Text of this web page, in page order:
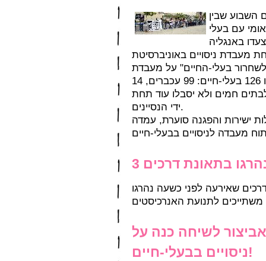
השבוע שבין
עם בעלי
באנגליה
פתיחת מעבדת ניסויים באוניברסיטת
לשחרור בעלי-החיים" על מעבדת
ניסויים באוניברסיטת שטוקהולם ושיחררו 126 בעלי-חיים: 99 עכברים, 14
לבתים חמים ולא יסבלו עוד תחת
ידי הנסיינים.
ישירות והפגנה סוערת, עמדה
בתאונת דרכים
שאירעה לפני כשעה נהרגו
לשיחה כנה על
ניסויים בבעלי-חיים!